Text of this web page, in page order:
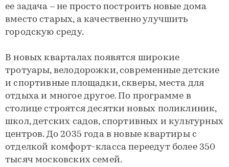
ее задача – не просто построить новые дома
вместо старых, а качественно улучшить
городскую среду.
В новых кварталах появятся широкие
тротуары, велодорожки, современные детские
и спортивные площадки, скверы, места для
отдыха и многое другое. По программе в
столице строятся десятки новых поликлиник,
школ, детских садов, спортивных и культурных
центров. До 2035 года в новые квартиры с
отделкой комфорт-класса переедут более 350
тысяч московских семей.